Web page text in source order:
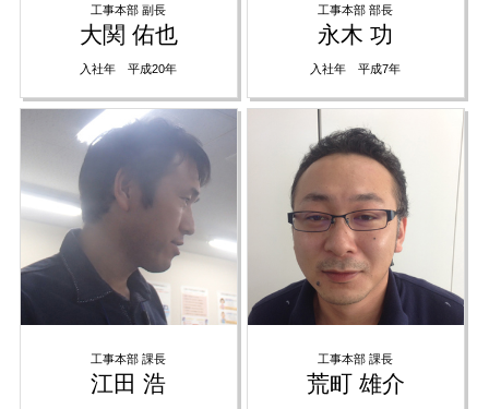
工事本部 副長
大関 佑也
入社年 平成20年
工事本部 部長
永木 功
入社年 平成7年
工事本部 課長
江田 浩
工事本部 課長
荒町 雄介